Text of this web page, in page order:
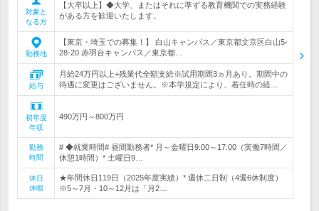
対象と
なる方
【大卒以上】◆大学、またはそれに準ずる教育機関での実務経験
がある方を歓迎いたします。
勤務地
【東京・埼玉での募集！】 白山キャンパス／東京都文京区白山5‐
28‐20 赤羽台キャンパス／東京都…
給与
月給24万円以上+残業代全額支給※試用期間3ヵ月あり。期間中の
待遇に変更はございません。※本学規定により、着任時の経…
初年度
年収
490万円～800万円
勤務
時間
# ◆就業時間# 昼間勤務者* 月～金曜日9:00～17:00（実働7時間／
休憩1時間）* 土曜日9…
休日
休暇
★年間休日119日（2025年度実績）* 週休二日制（4週6休制度）
※5～7月・10～12月は「月2…